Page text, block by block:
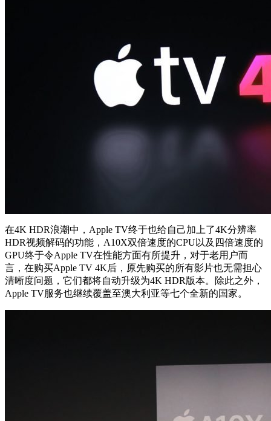
在4K HDR浪潮中，Apple TV终于也给自己加上了4K分辨率
HDR视频解码的功能，A10X双倍速度的CPU以及四倍速度的
GPU终于令Apple TV在性能方面有所提升，对于老用户而
言，在购买Apple TV 4K后，原先购买的所有影片也无需担心
清晰度问题，它们都将自动升级为4K HDR版本。除此之外，
Apple TV服务也继续覆盖至澳大利亚等七个全新的国家。